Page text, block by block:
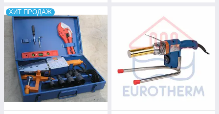
ХИТ ПРОДАЖ